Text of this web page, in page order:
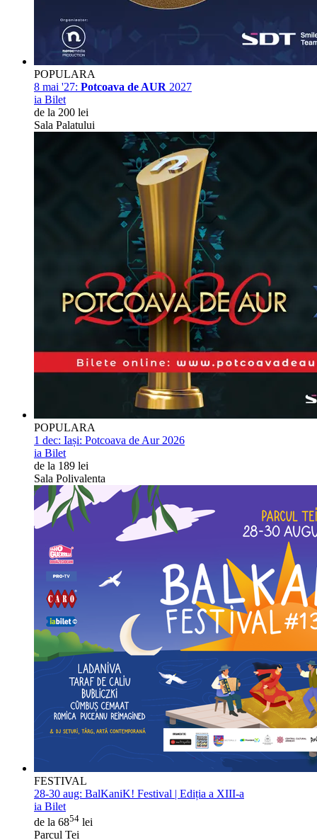
POPULARA
8 mai '27: Potcoava de AUR 2027
ia Bilet
de la 200 lei
Sala Palatului
POPULARA
1 dec: Iași: Potcoava de Aur 2026
ia Bilet
de la 189 lei
Sala Polivalenta
FESTIVAL
28-30 aug: BalKaniK! Festival | Ediția a XIII-a
ia Bilet
de la 6854 lei
Parcul Tei